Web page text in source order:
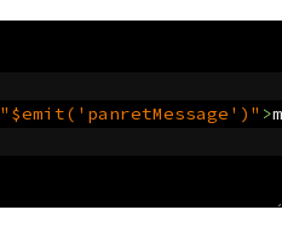
"$emit('panretMessage')" >